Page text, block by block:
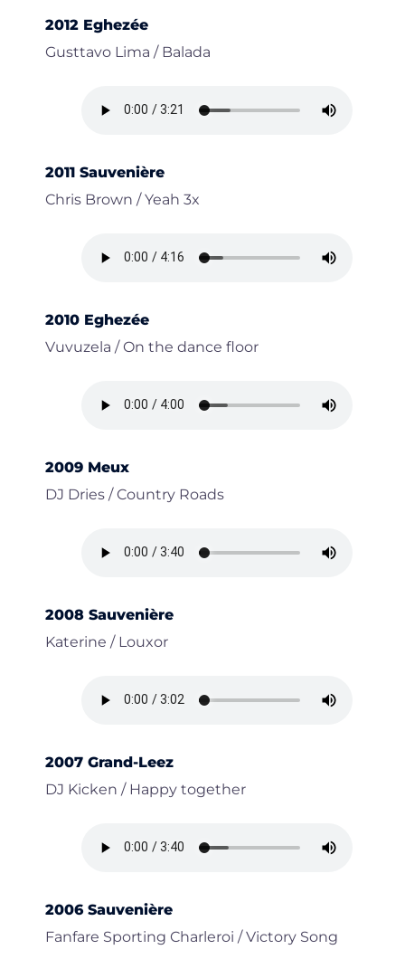
2012 Eghezée
Gusttavo Lima / Balada
2011 Sauvenière
Chris Brown / Yeah 3x
2010 Eghezée
Vuvuzela / On the dance floor
2009 Meux
DJ Dries / Country Roads
2008 Sauvenière
Katerine / Louxor
2007 Grand-Leez
DJ Kicken / Happy together
2006 Sauvenière
Fanfare Sporting Charleroi / Victory Song